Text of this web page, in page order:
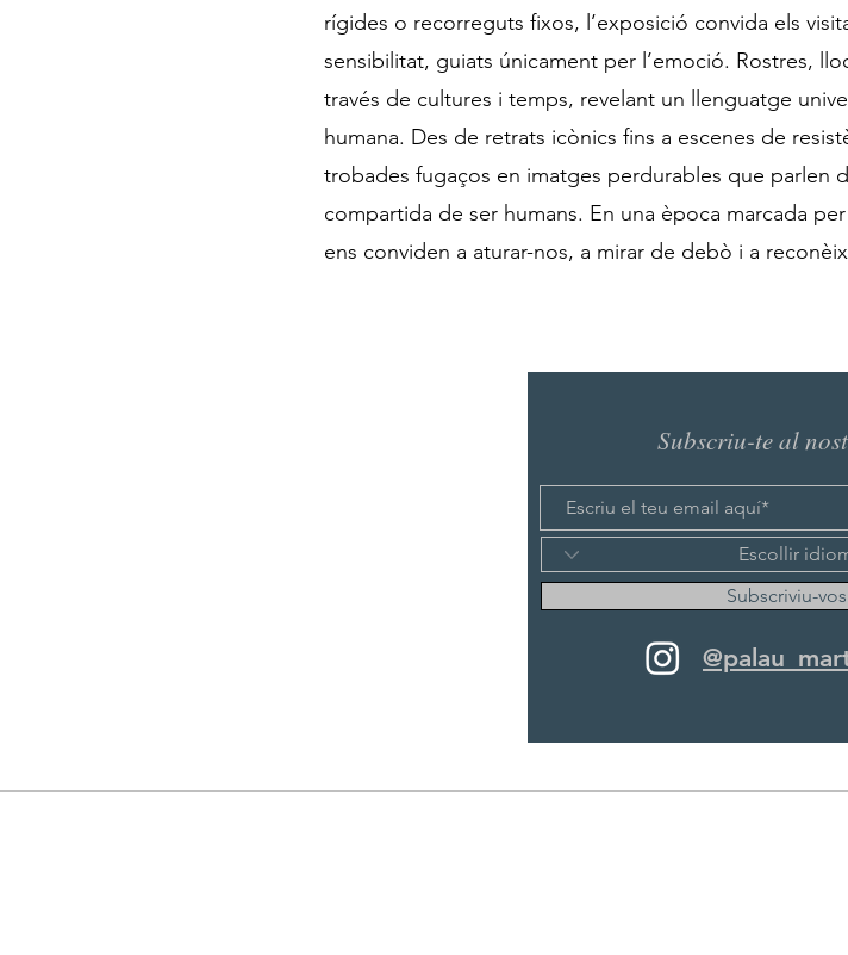
rígides o recorreguts fixos, l’exposició convida els
sensibilitat, guiats únicament per l’emoció. Rostres,
través de cultures i temps, revelant un llenguatge
humana. Des de retrats icònics fins a escenes de
trobades fugaços en imatges perdurables que parlen
compartida de ser humans. En una època marcada
ens conviden a aturar-nos, a mirar de debò i a
Subscriu-te al
Subscriviu-